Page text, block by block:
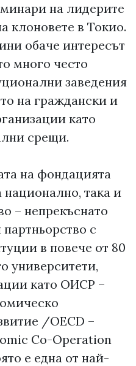
на лидерите
клоновете в Токио.
обаче интересът
много често
заведения
на граждански и
като
срещи.
на фондацията
национално, така и
– непрекъснато
с
в повече от 80
университети,
като ОИСР –
/OECD –
Co-Operation
е една от най-